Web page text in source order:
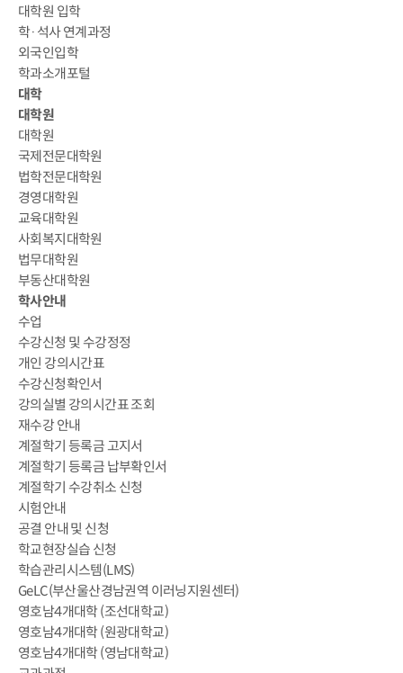
대학원 입학
학·석사 연계과정
외국인입학
학과소개포털
대학
대학원
대학원
국제전문대학원
법학전문대학원
경영대학원
교육대학원
사회복지대학원
법무대학원
부동산대학원
학사안내
수업
수강신청 및 수강정정
개인 강의시간표
수강신청확인서
강의실별 강의시간표 조회
재수강 안내
계절학기 등록금 고지서
계절학기 등록금 납부확인서
계절학기 수강취소 신청
시험안내
공결 안내 및 신청
학교현장실습 신청
학습관리시스템(LMS)
GeLC(부산울산경남권역 이러닝지원센터)
영호남4개대학 (조선대학교)
영호남4개대학 (원광대학교)
영호남4개대학 (영남대학교)